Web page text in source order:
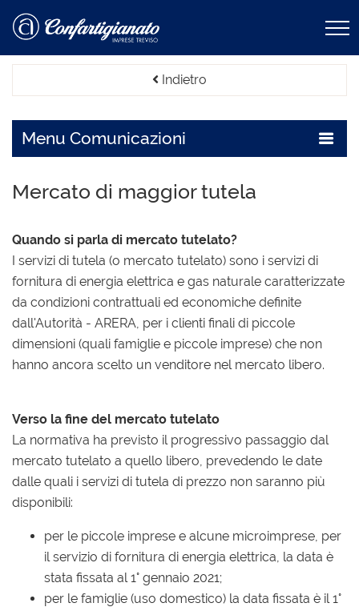
Indietro
Menu Comunicazioni
Mercato di maggior tutela
Quando si parla di mercato tutelato?
I servizi di tutela (o mercato tutelato) sono i servizi di
fornitura di energia elettrica e gas naturale caratterizzate
da condizioni contrattuali ed economiche definite
dall'Autorità - ARERA, per i clienti finali di piccole
dimensioni (quali famiglie e piccole imprese) che non
hanno ancora scelto un venditore nel mercato libero.
Verso la fine del mercato tutelato
La normativa ha previsto il progressivo passaggio dal
mercato tutelato a quello libero, prevedendo le date
dalle quali i servizi di tutela di prezzo non saranno più
disponibili:
per le piccole imprese e alcune microimprese, per
il servizio di fornitura di energia elettrica, la data è
stata fissata al 1° gennaio 2021;
per le famiglie (uso domestico) la data fissata è il 1°